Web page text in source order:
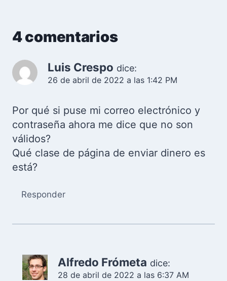
4 comentarios
Luis Crespo dice:
26 de abril de 2022 a las 1:42 PM
Por qué si puse mi correo electrónico y
contraseña ahora me dice que no son
válidos?
Qué clase de página de enviar dinero es
está?
Responder
Alfredo Frómeta dice:
28 de abril de 2022 a las 6:37 AM